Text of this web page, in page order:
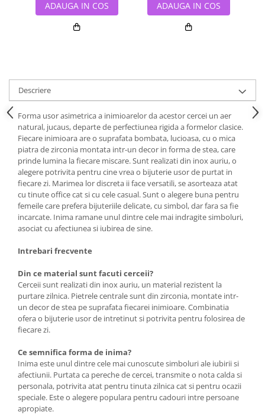
ADAUGA IN COS ADAUGA IN COS
Descriere
Forma usor asimetrica a inimioarelor da acestor cercei un aer
natural, jucaus, departe de perfectiunea rigida a formelor clasice.
Fiecare inimioara are o suprafata bombata, lucioasa, cu o mica
piatra de zirconia montata intr-un decor in forma de stea, care
prinde lumina la fiecare miscare. Sunt realizati din inox auriu, o
alegere potrivita pentru cine vrea o bijuterie usor de purtat in
fiecare zi. Marimea lor discreta ii face versatili, se asorteaza atat
cu tinute office cat si cu cele casual. Sunt o alegere buna pentru
femeile care prefera bijuteriile delicate, cu simbol, dar fara sa fie
incarcate. Inima ramane unul dintre cele mai indragite simboluri,
asociat cu afectiunea si iubirea de sine.
Intrebari frecvente
Din ce material sunt facuti cerceii?
Cerceii sunt realizati din inox auriu, un material rezistent la
purtare zilnica. Pietrele centrale sunt din zirconia, montate intr-
un decor de stea pe suprafata fiecarei inimioare. Combinatia
ofera o bijuterie usor de intretinut si potrivita pentru folosirea de
fiecare zi.
Ce semnifica forma de inima?
Inima este unul dintre cele mai cunoscute simboluri ale iubirii si
afectiunii. Purtata ca pereche de cercei, transmite o nota calda si
personala, potrivita atat pentru tinuta zilnica cat si pentru ocazii
speciale. Este o alegere populara pentru cadouri intre persoane
apropiate.